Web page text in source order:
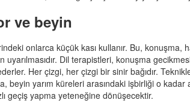
ve beyin
onlarca küçük kası kullanır. Bu, konuşma,
uyarılmasıdır. Dil terapistleri, konuşma
Her çizgi, her çizgi bir sinir bağıdır.
beyin yarım küreleri arasındaki işbirliği o
geçiş yapma yeteneğine dönüşecektir.